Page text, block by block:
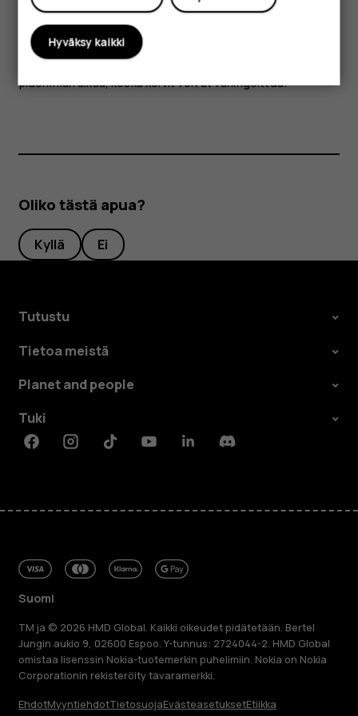
Jotkin laitteen osat ovat magneettisia. Laite saattaa vetää
puoleensa metallisia materiaaleja. Älä pidä luottokortteja
tai muita magneettiraidallisia kortteja laitteen lähellä
pidemmän aikaa, koska kortit voivat vahingoittua.
Oliko tästä apua?
Kyllä Ei
Tutustu
Tietoa meistä
Planet and people
Tuki
FacebookInstagramTiktokYoutubeLinkedinDiscord
Suomi
TM ja © 2026 HMD Global. Kaikki oikeudet pidätetään. Bertel
Jungin aukio 9, 02600 Espoo. Y-tunnus: 2724044-2. HMD Global
omistaa lisenssin Nokia-tuotemerkin puhelimiin. Nokia on Nokia
Corporationin rekisteröity tavaramerkki.
EhdotMyyntiehdotTietosuojaEvästeasetuksetEtiikka
Hyväksy kaikki